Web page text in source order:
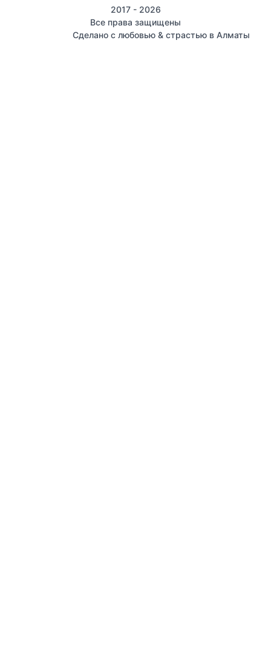
2017 - 2026
Все права защищены
Сделано с любовью & страстью в Алматы